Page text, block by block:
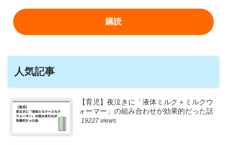
人気記事
【育児】夜泣きに「液体ミルク＋ミルクウ
ォーマー」の組み合わせが効果的だった話
19227 views